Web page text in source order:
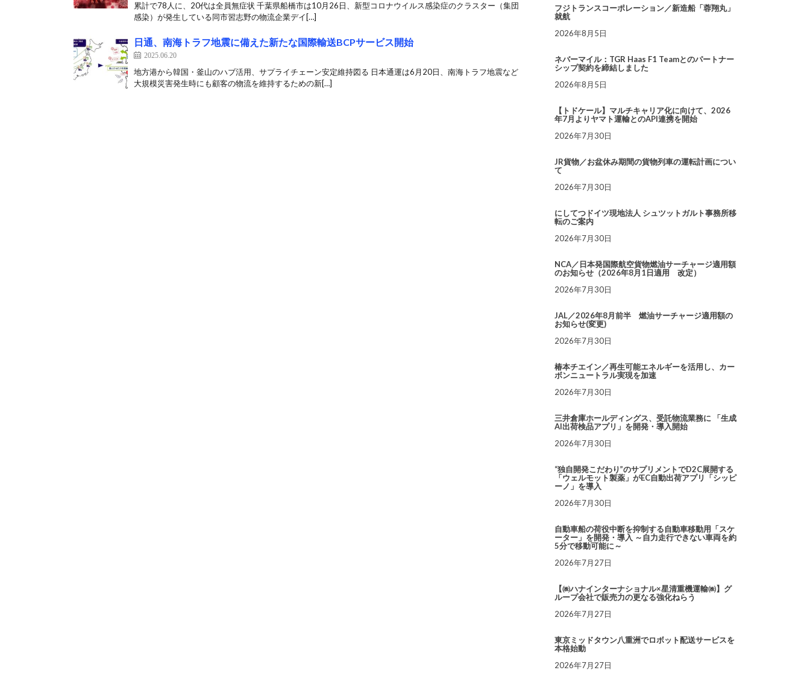
累計で78人に、20代は全員無症状 千葉県船橋市は10月26日、新型コロナウイルス感染症のクラスター（集団
感染）が発生している同市習志野の物流企業デイ[…]
日通、南海トラフ地震に備えた新たな国際輸送BCPサービス開始
2025.06.20
地方港から韓国・釜山のハブ活用、サプライチェーン安定維持図る 日本通運は6月20日、南海トラフ地震など
大規模災害発生時にも顧客の物流を維持するための新[…]
フジトランスコーポレーション／新造船「蓉翔丸」
就航
2026年8月5日
ネバーマイル：TGR Haas F1 Teamとのパートナー
シップ契約を締結しました
2026年8月5日
【トドケール】マルチキャリア化に向けて、2026
年7月よりヤマト運輸とのAPI連携を開始
2026年7月30日
JR貨物／お盆休み期間の貨物列車の運転計画につい
て
2026年7月30日
にしてつドイツ現地法人 シュツットガルト事務所移
転のご案内
2026年7月30日
NCA／日本発国際航空貨物燃油サーチャージ適用額
のお知らせ（2026年8月1日適用 改定）
2026年7月30日
JAL／2026年8月前半 燃油サーチャージ適用額の
お知らせ(変更)
2026年7月30日
椿本チエイン／再生可能エネルギーを活用し、カー
ボンニュートラル実現を加速
2026年7月30日
三井倉庫ホールディングス、受託物流業務に 「生成
AI出荷検品アプリ」を開発・導入開始
2026年7月30日
“独自開発こだわり”のサプリメントでD2C展開する
「ウェルモット製薬」がEC自動出荷アプリ「シッピ
ーノ」を導入
2026年7月30日
自動車船の荷役中断を抑制する自動車移動用「スケ
ーター」を開発・導入 ～自力走行できない車両を約
5分で移動可能に～
2026年7月27日
【㈱ハナインターナショナル×星清重機運輸㈱】グ
ループ会社で販売力の更なる強化ねらう
2026年7月27日
東京ミッドタウン八重洲でロボット配送サービスを
本格始動
2026年7月27日